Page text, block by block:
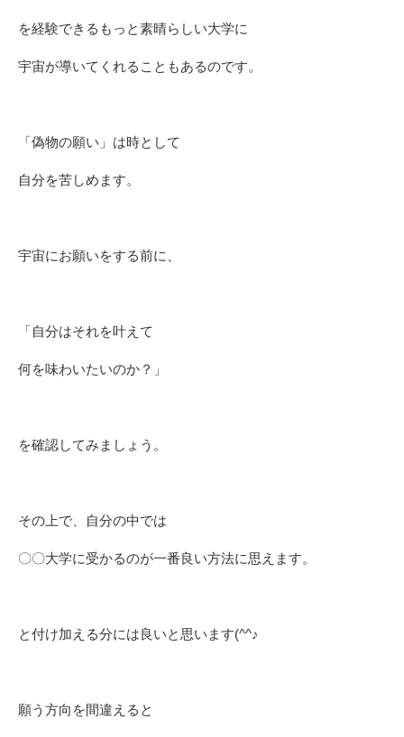
を経験できるもっと素晴らしい大学に
宇宙が導いてくれることもあるのです。
「偽物の願い」は時として
自分を苦しめます。
宇宙にお願いをする前に、
「自分はそれを叶えて
何を味わいたいのか？」
を確認してみましょう。
その上で、自分の中では
〇〇大学に受かるのが一番良い方法に思えます。
と付け加える分には良いと思います(^^♪
願う方向を間違えると